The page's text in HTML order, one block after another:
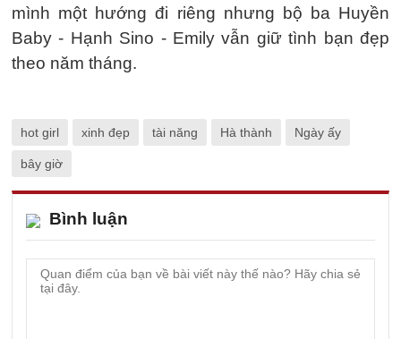
mình một hướng đi riêng nhưng bộ ba Huyền
Baby - Hạnh Sino - Emily vẫn giữ tình bạn đẹp
theo năm tháng.
hot girl xinh đẹp tài năng Hà thành Ngày ấy
bây giờ
Bình luận